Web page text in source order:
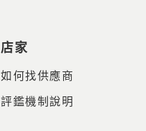
店家
如何找供應商
評鑑機制說明